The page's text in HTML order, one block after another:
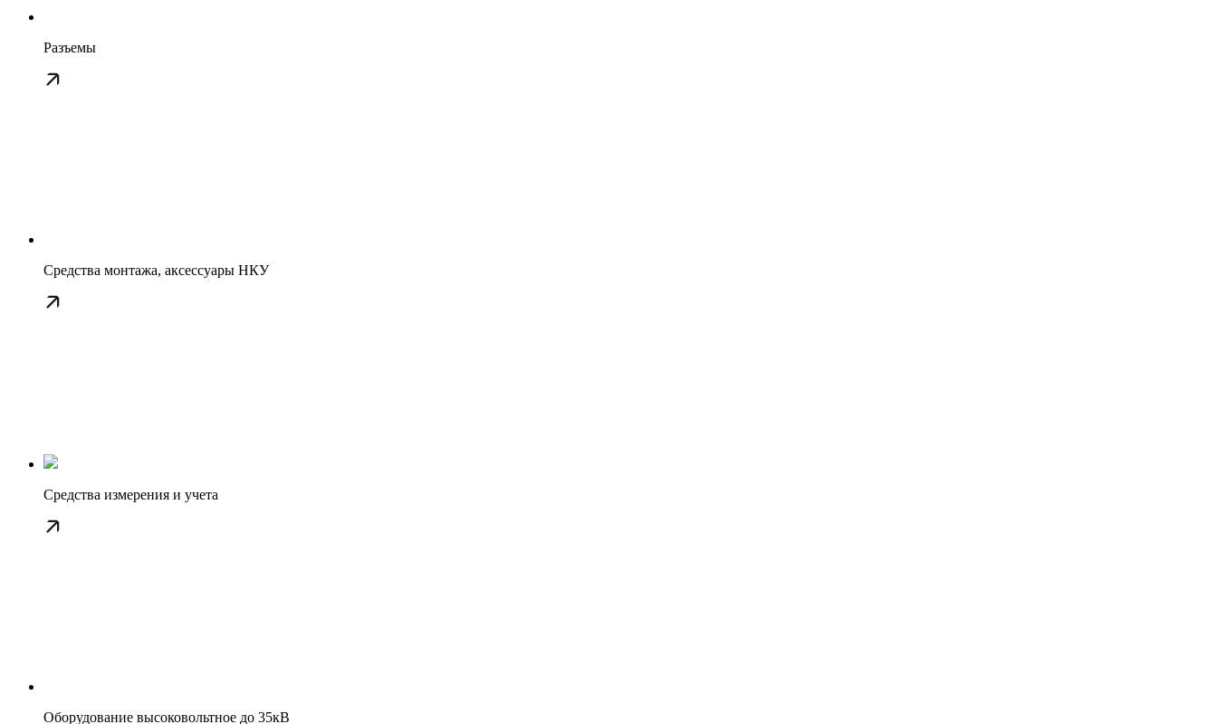
Разъемы
Средства монтажа, аксессуары НКУ
Средства измерения и учета
Оборудование высоковольтное до 35кВ